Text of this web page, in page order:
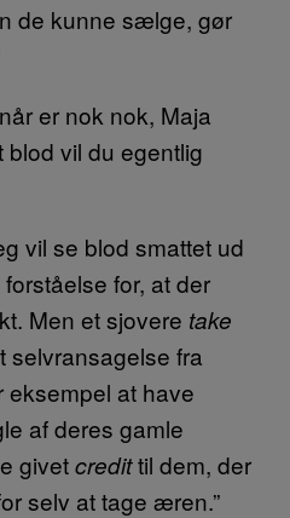
de kunne sælge, gør
er nok nok, Maja
vil du egentlig
vil se blod smattet ud
for, at der
Men et sjovere take
fra
eksempel at have
af deres gamle
givetcredittil dem, der
selv at tage æren.”